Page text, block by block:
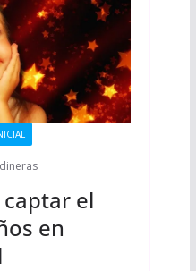
el
en